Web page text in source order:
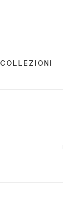
COLLEZIONI